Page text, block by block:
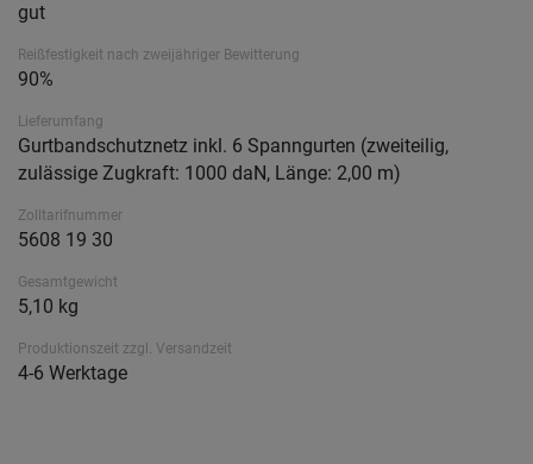
gut
Reißfestigkeit nach zweijähriger Bewitterung
90%
Lieferumfang
Gurtbandschutznetz inkl. 6 Spanngurten (zweiteilig,
zulässige Zugkraft: 1000 daN, Länge: 2,00 m)
Zolltarifnummer
5608 19 30
Gesamtgewicht
5,10 kg
Produktionszeit zzgl. Versandzeit
4-6 Werktage